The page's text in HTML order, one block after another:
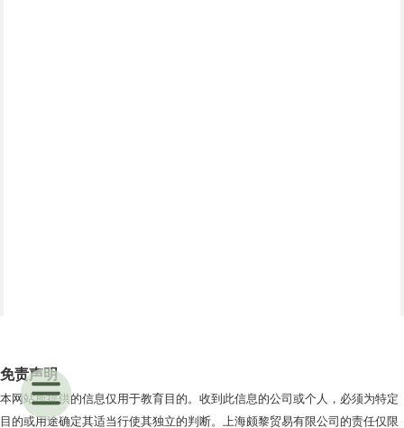
免责声明
本网站所提供的信息仅用于教育目的。收到此信息的公司或个人，必须为特定
目的或用途确定其适当行使其独立的判断。上海颇黎贸易有限公司的责任仅限